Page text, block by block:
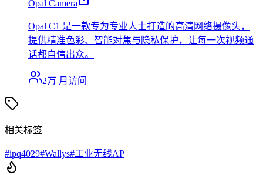
Opal Camera
Opal C1 是一款专为专业人士打造的高清网络摄像头，
提供精准色彩、智能对焦与隐私保护，让每一次视频通
话都自信出众。
2万 月访问
相关标签
#ipq4029#Wallys#工业无线AP